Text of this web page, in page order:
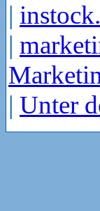
|
|
| Unter